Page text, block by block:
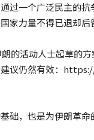
过一个广泛民主的
家力量不得已退却后
的活动人士起草的
建议仍然有效：
础，也是为伊朗革